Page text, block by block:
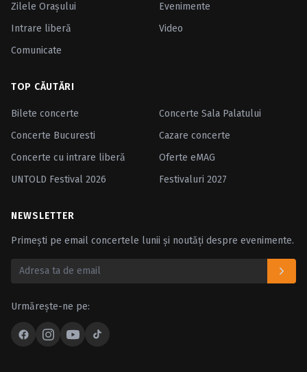
Zilele Oraşului
Evenimente
Intrare liberă
Video
Comunicate
TOP CĂUTĂRI
Bilete concerte
Concerte Sala Palatului
Concerte Bucuresti
Cazare concerte
Concerte cu intrare liberă
Oferte eMAG
UNTOLD Festival 2026
Festivaluri 2027
NEWSLETTER
Primești pe email concertele lunii și noutăți despre evenimente.
Urmărește-ne pe: